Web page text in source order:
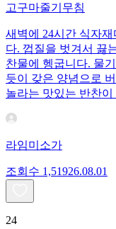
고구마줄기무침
새벽에 24시간 식자
다. 껍질을 벗겨서 끓
찬물에 헹굽니다. 물
듯이 갖은 양념으로
놀라는 맛있는 반찬이
라임미소가
조회수 1,51926.08.01
24